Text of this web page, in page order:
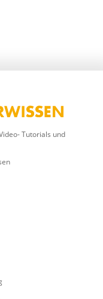
Tutorials und
auf Twitter